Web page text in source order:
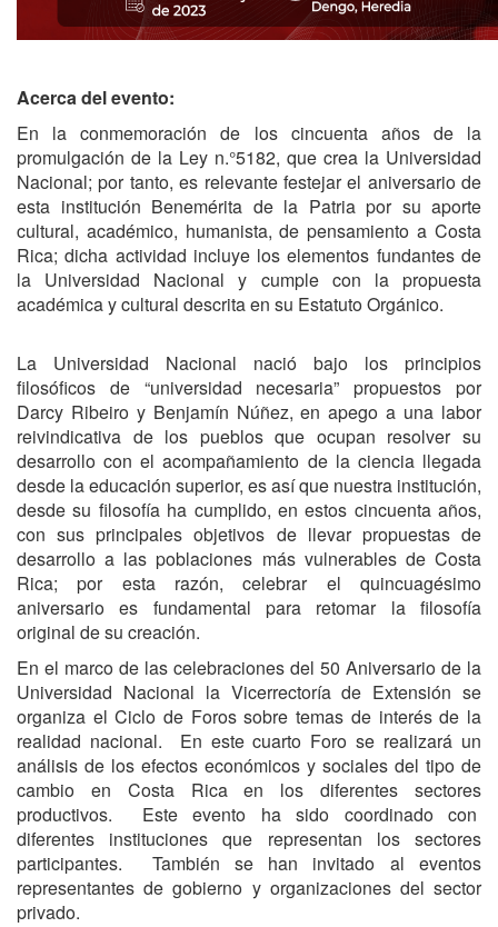
Acerca del evento:
En la conmemoración de los cincuenta años de la
promulgación de la Ley n.°5182, que crea la Universidad
Nacional; por tanto, es relevante festejar el aniversario de
esta institución Benemérita de la Patria por su aporte
cultural, académico, humanista, de pensamiento a Costa
Rica; dicha actividad incluye los elementos fundantes de
la Universidad Nacional y cumple con la propuesta
académica y cultural descrita en su Estatuto Orgánico.
La Universidad Nacional nació bajo los principios
filosóficos de “universidad necesaria” propuestos por
Darcy Ribeiro y Benjamín Núñez, en apego a una labor
reivindicativa de los pueblos que ocupan resolver su
desarrollo con el acompañamiento de la ciencia llegada
desde la educación superior, es así que nuestra institución,
desde su filosofía ha cumplido, en estos cincuenta años,
con sus principales objetivos de llevar propuestas de
desarrollo a las poblaciones más vulnerables de Costa
Rica; por esta razón, celebrar el quincuagésimo
aniversario es fundamental para retomar la filosofía
original de su creación.
En el marco de las celebraciones del 50 Aniversario de la
Universidad Nacional la Vicerrectoría de Extensión se
organiza el Ciclo de Foros sobre temas de interés de la
realidad nacional. En este cuarto Foro se realizará un
análisis de los efectos económicos y sociales del tipo de
cambio en Costa Rica en los diferentes sectores
productivos. Este evento ha sido coordinado con
diferentes instituciones que representan los sectores
participantes. También se han invitado al eventos
representantes de gobierno y organizaciones del sector
privado.